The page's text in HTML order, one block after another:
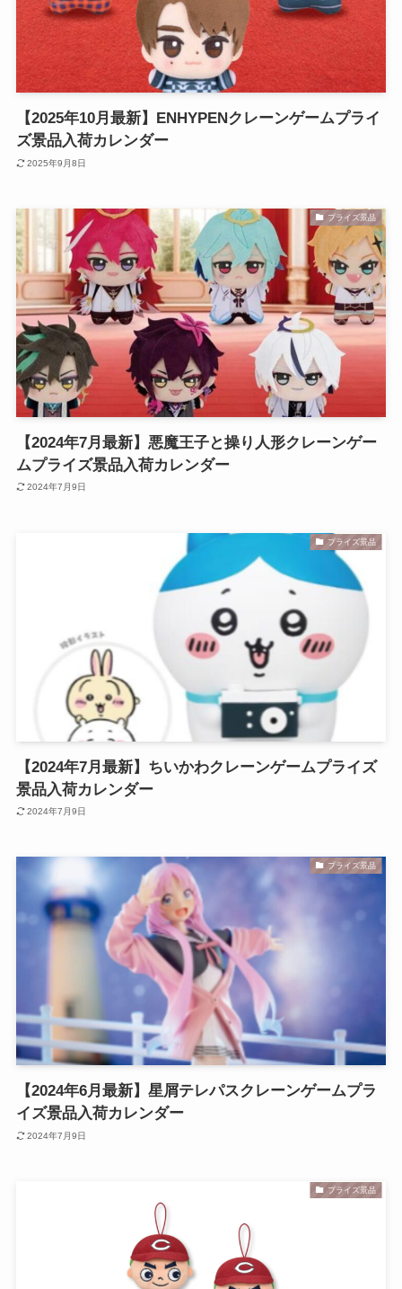
【2025年10月最新】ENHYPENクレーンゲームプライ
ズ景品入荷カレンダー
2025年9月8日
プライズ景品
【2024年7月最新】悪魔王子と操り人形クレーンゲー
ムプライズ景品入荷カレンダー
2024年7月9日
プライズ景品
【2024年7月最新】ちいかわクレーンゲームプライズ
景品入荷カレンダー
2024年7月9日
プライズ景品
【2024年6月最新】星屑テレパスクレーンゲームプラ
イズ景品入荷カレンダー
2024年7月9日
プライズ景品